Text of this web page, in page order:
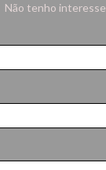
Não tenho interesse